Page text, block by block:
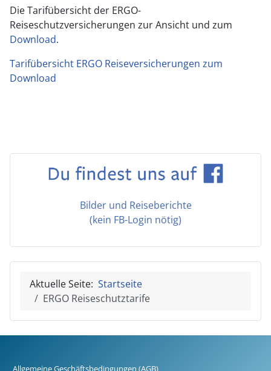
Die Tarifübersicht der ERGO-
Reiseschutzversicherungen zur Ansicht und zum
Download.
Tarifübersicht ERGO Reiseversicherungen zum
Download
Bilder und Reiseberichte
(kein FB-Login nötig)
Aktuelle Seite: Startseite
ERGO Reiseschutztarife